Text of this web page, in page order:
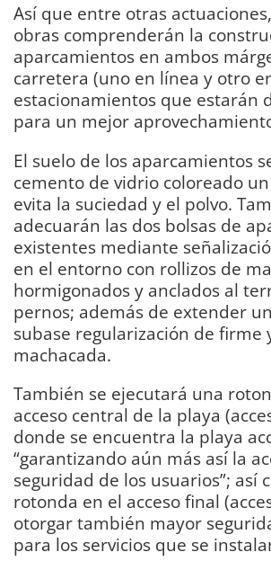
Así que entre otras
obras comprenderán la
aparcamientos en ambos
carretera (uno en línea y otro
estacionamientos que estarán
para un mejor
El suelo de los aparcamientos
cemento de vidrio coloreado
evita la suciedad y el polvo.
adecuarán las dos bolsas de
existentes mediante
en el entorno con rollizos de
hormigonados y anclados al
pernos; además de extender
subase regularización de firme
machacada.
También se ejecutará una
acceso central de la playa
donde se encuentra la playa
“garantizando aún más así la
seguridad de los usuarios”; así
rotonda en el acceso final
otorgar también mayor
para los servicios que se